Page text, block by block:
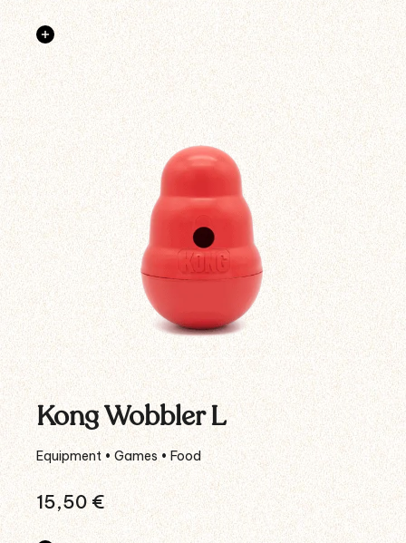
Kong Wobbler L
Equipment • Games • Food
15,50 €